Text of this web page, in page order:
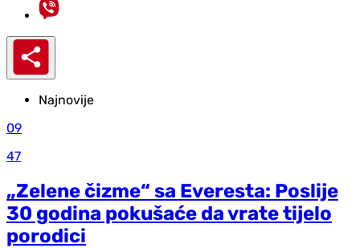
Najnovije
09
47
„Zelene čizme“ sa Everesta: Poslije
30 godina pokušaće da vrate tijelo
porodici